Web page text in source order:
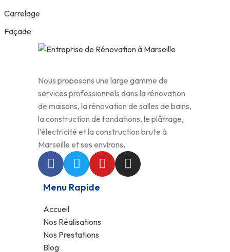
Carrelage
Façade
Nous proposons une large gamme de
services professionnels dans la rénovation
de maisons, la rénovation de salles de bains,
la construction de fondations, le plâtrage,
l’électricité et la construction brute à
Marseille et ses environs.
Menu Rapide
Accueil
Nos Réalisations
Nos Prestations
Blog